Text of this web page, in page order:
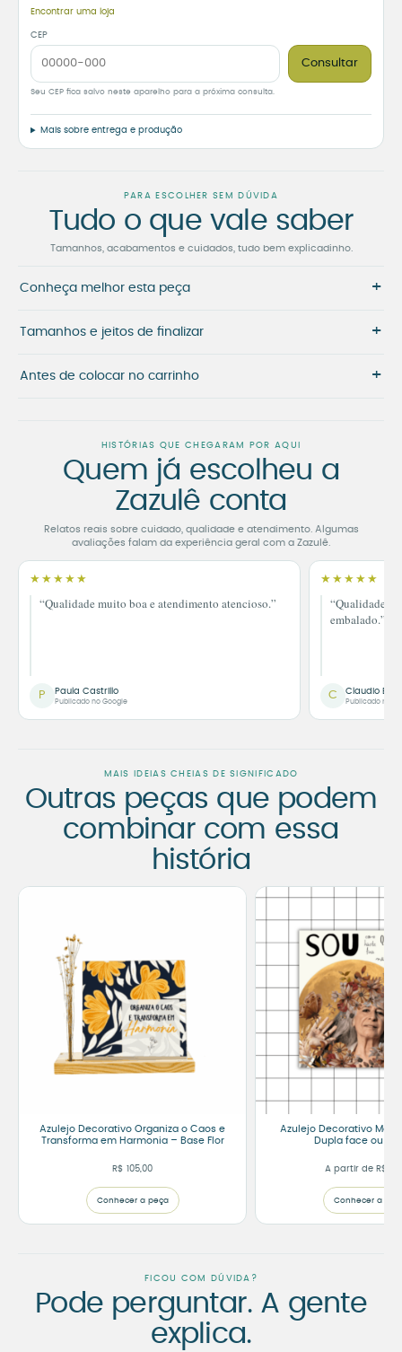
Encontrar uma loja
CEP
Consultar
Seu CEP fica salvo neste aparelho para a próxima consulta.
Mais sobre entrega e produção
PARA ESCOLHER SEM DÚVIDA
Tudo o que vale saber
Tamanhos, acabamentos e cuidados, tudo bem explicadinho.
Conheça melhor esta peça +
Tamanhos e jeitos de finalizar +
Antes de colocar no carrinho +
HISTÓRIAS QUE CHEGARAM POR AQUI
Quem já escolheu a
Zazulê conta
Relatos reais sobre cuidado, qualidade e atendimento. Algumas
avaliações falam da experiência geral com a Zazulê.
★★★★★
“Qualidade muito boa e atendimento atencioso.”
P Paula Castrillo
Publicado no Google
★★★★★
“Qualidade
embalado.”
C Claudio
Publicado no
MAIS IDEIAS CHEIAS DE SIGNIFICADO
Outras peças que podem
combinar com essa
história
Azulejo Decorativo Organiza o Caos e
Transforma em Harmonia – Base Flor
R$ 105,00
Conhecer a peça
Azulejo Decorativo
Dupla face ou
A partir de R$
Conhecer a
FICOU COM DÚVIDA?
Pode perguntar. A gente
explica.